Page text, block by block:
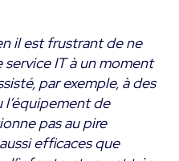
il est frustrant de ne
IT à un moment
par exemple, à des
l’équipement de
pas au pire
efficaces que